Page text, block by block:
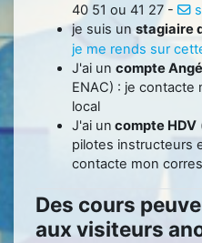
40 51 ou 41 27 -
je suis un stagiaire
je me rends sur
J'ai un compte
ENAC) : je
local
J'ai un compte HDV
pilotes instructeurs
contacte mon
Des cours
aux visiteurs